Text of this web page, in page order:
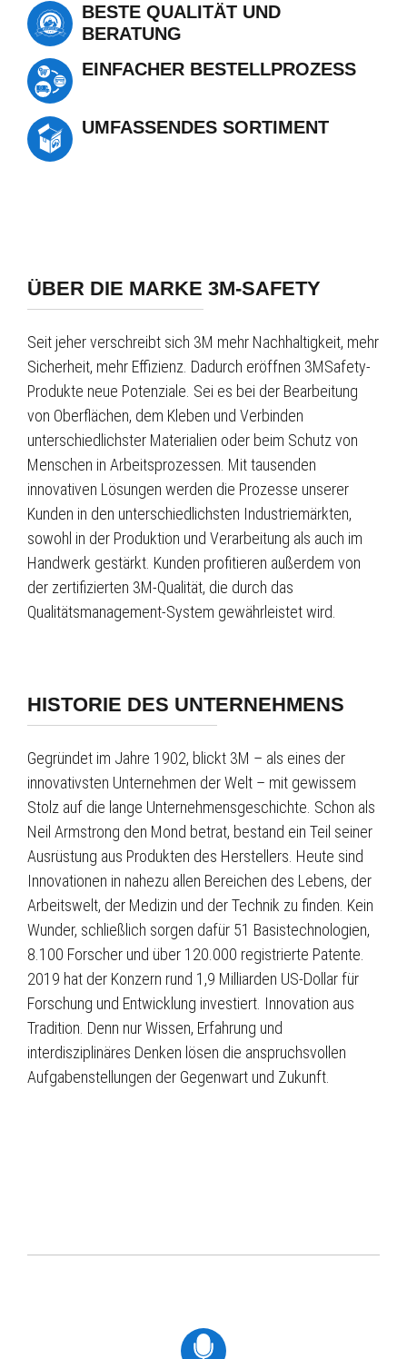
BESTE QUALITÄT UND
BERATUNG
EINFACHER BESTELLPROZESS
UMFASSENDES SORTIMENT
ÜBER DIE MARKE 3M-SAFETY
Seit jeher verschreibt sich 3M mehr Nachhaltigkeit, mehr
Sicherheit, mehr Effizienz. Dadurch eröffnen 3MSafety-
Produkte neue Potenziale. Sei es bei der Bearbeitung
von Oberflächen, dem Kleben und Verbinden
unterschiedlichster Materialien oder beim Schutz von
Menschen in Arbeitsprozessen. Mit tausenden
innovativen Lösungen werden die Prozesse unserer
Kunden in den unterschiedlichsten Industriemärkten,
sowohl in der Produktion und Verarbeitung als auch im
Handwerk gestärkt. Kunden profitieren außerdem von
der zertifizierten 3M-Qualität, die durch das
Qualitätsmanagement-System gewährleistet wird.
HISTORIE DES UNTERNEHMENS
Gegründet im Jahre 1902, blickt 3M – als eines der
innovativsten Unternehmen der Welt – mit gewissem
Stolz auf die lange Unternehmensgeschichte. Schon als
Neil Armstrong den Mond betrat, bestand ein Teil seiner
Ausrüstung aus Produkten des Herstellers. Heute sind
Innovationen in nahezu allen Bereichen des Lebens, der
Arbeitswelt, der Medizin und der Technik zu finden. Kein
Wunder, schließlich sorgen dafür 51 Basistechnologien,
8.100 Forscher und über 120.000 registrierte Patente.
2019 hat der Konzern rund 1,9 Milliarden US-Dollar für
Forschung und Entwicklung investiert. Innovation aus
Tradition. Denn nur Wissen, Erfahrung und
interdisziplinäres Denken lösen die anspruchsvollen
Aufgabenstellungen der Gegenwart und Zukunft.